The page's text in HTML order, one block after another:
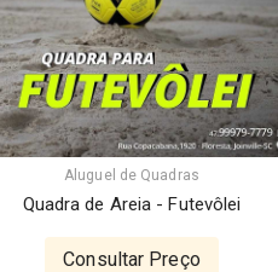
Aluguel de Quadras
Quadra de Areia - Futevôlei
Consultar Preço